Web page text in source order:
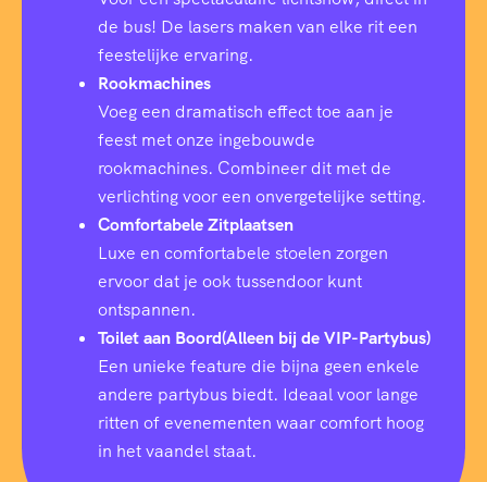
de bus! De lasers maken van elke rit een
feestelijke ervaring.
Rookmachines
Voeg een dramatisch effect toe aan je
feest met onze ingebouwde
rookmachines. Combineer dit met de
verlichting voor een onvergetelijke setting.
Comfortabele Zitplaatsen
Luxe en comfortabele stoelen zorgen
ervoor dat je ook tussendoor kunt
ontspannen.
Toilet aan Boord(Alleen bij de VIP-Partybus)
Een unieke feature die bijna geen enkele
andere partybus biedt. Ideaal voor lange
ritten of evenementen waar comfort hoog
in het vaandel staat.